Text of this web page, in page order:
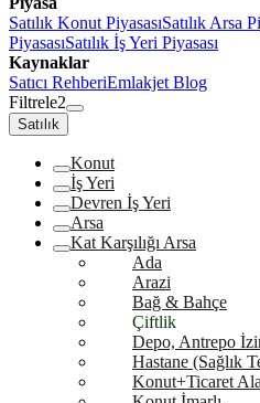
Satılık Konut PiyasasıSatılık Arsa
PiyasasıSatılık İş Yeri Piyasası
Kaynaklar
Satıcı RehberiEmlakjet Blog
Filtrele2
Satılık
Konut
İş Yeri
Devren İş Yeri
Arsa
Kat Karşılığı Arsa
Ada
Arazi
Bağ & Bahçe
Çiftlik
Depo, Antrepo
Hastane (Sağlık
Konut+Ticaret